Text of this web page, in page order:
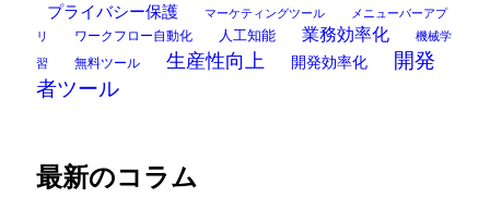
プライバシー保護 マーケティングツール
メニューバーアプ
リ
ワークフロー自動化 人工知能 業務効率化 機械学
習 無料ツール 生産性向上 開発効率化
開発
者ツール
最新のコラム